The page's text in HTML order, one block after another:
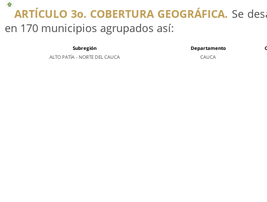
ARTÍCULO 3o. COBERTURA GEOGRÁFICA. Se
en 170 municipios agrupados así:
Subregión Departamento
ALTO PATÍA - NORTE DEL CAUCA
CAUCA